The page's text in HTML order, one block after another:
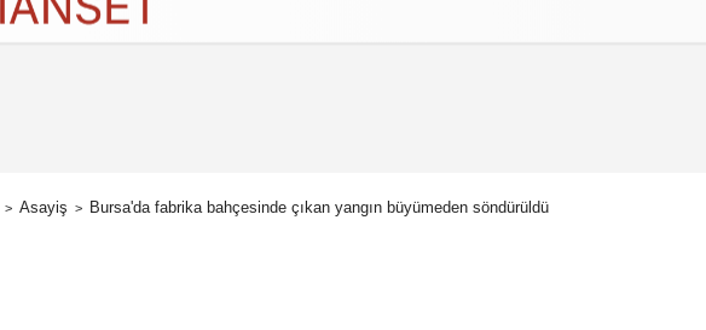
Çerez Politikası
Asayiş Bursa'da fabrika bahçesinde çıkan yangın büyümeden söndürüldü